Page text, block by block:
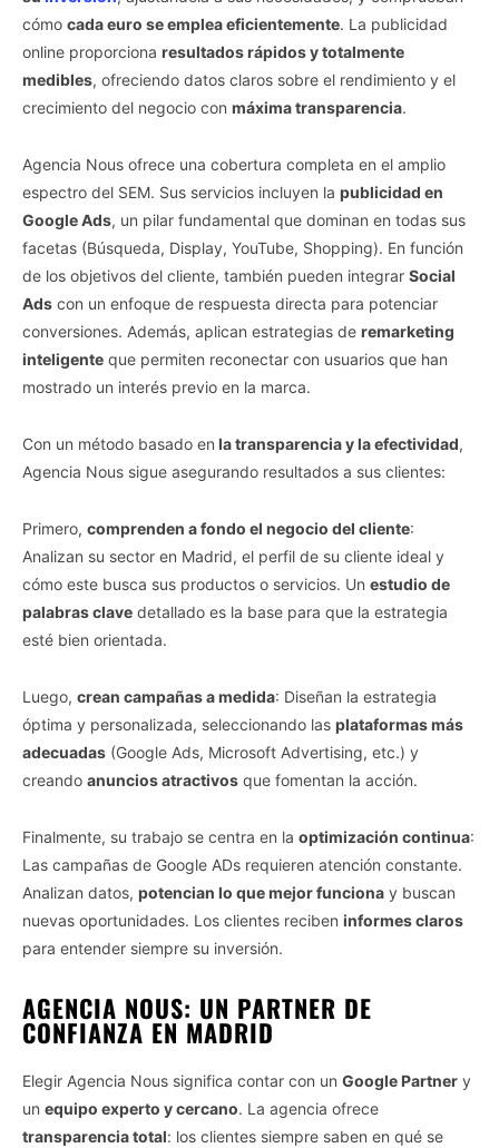
cómo cada euro se emplea eficientemente. La publicidad
online proporciona resultados rápidos y totalmente
medibles, ofreciendo datos claros sobre el rendimiento y el
crecimiento del negocio con máxima transparencia.
Agencia Nous ofrece una cobertura completa en el amplio
espectro del SEM. Sus servicios incluyen la publicidad en
Google Ads, un pilar fundamental que dominan en todas sus
facetas (Búsqueda, Display, YouTube, Shopping). En función
de los objetivos del cliente, también pueden integrar Social
Ads con un enfoque de respuesta directa para potenciar
conversiones. Además, aplican estrategias de remarketing
inteligente que permiten reconectar con usuarios que han
mostrado un interés previo en la marca.
Con un método basado en la transparencia y la efectividad,
Agencia Nous sigue asegurando resultados a sus clientes:
Primero, comprenden a fondo el negocio del cliente:
Analizan su sector en Madrid, el perfil de su cliente ideal y
cómo este busca sus productos o servicios. Un estudio de
palabras clave detallado es la base para que la estrategia
esté bien orientada.
Luego, crean campañas a medida: Diseñan la estrategia
óptima y personalizada, seleccionando las plataformas más
adecuadas (Google Ads, Microsoft Advertising, etc.) y
creando anuncios atractivos que fomentan la acción.
Finalmente, su trabajo se centra en la optimización continua:
Las campañas de Google ADs requieren atención constante.
Analizan datos, potencian lo que mejor funciona y buscan
nuevas oportunidades. Los clientes reciben informes claros
para entender siempre su inversión.
AGENCIA NOUS: UN PARTNER DE
CONFIANZA EN MADRID
Elegir Agencia Nous significa contar con un Google Partner y
un equipo experto y cercano. La agencia ofrece
transparencia total: los clientes siempre saben en qué se